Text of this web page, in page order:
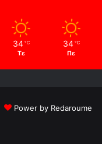
34 ℃
Τε
34 ℃
Πε
Power by Redaroume